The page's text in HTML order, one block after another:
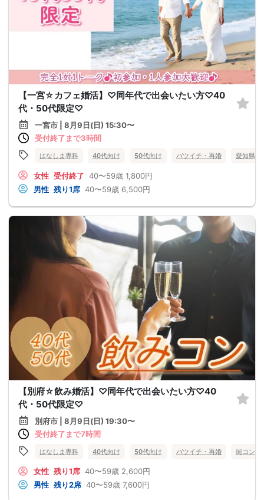
【一宮☆カフェ婚活】♡同年代で出会いたい方♡40
代・50代限定♡
一宮市 | 8月9日(日) 15:30〜
受付終了まで3時間
はなしま専科 40代向け 50代向け バツイチ・再婚 愛知県
女性 受付終了 40〜59歳 1,800円
男性 残り1席 40〜59歳 6,500円
【別府☆飲み婚活】♡同年代で出会いたい方♡40
代・50代限定♡
別府市 | 8月9日(日) 19:30〜
受付終了まで7時間
はなしま専科 40代向け 50代向け バツイチ・再婚 街コン
女性 残り1席 40〜59歳 2,600円
男性 残り2席 40〜59歳 7,600円